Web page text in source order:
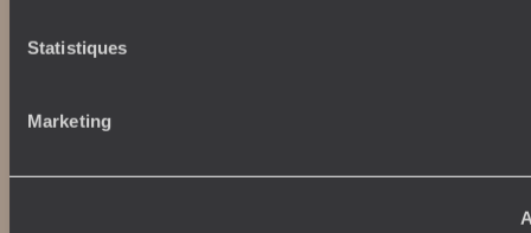
Statistiques
Marketing
Tourisme responsable
Qui sommes-nous ?
Où nous trouver ?